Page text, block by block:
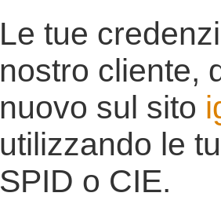
Le tue
nostro cliente,
nuovo sul sito
utilizzando le
SPID o CIE.